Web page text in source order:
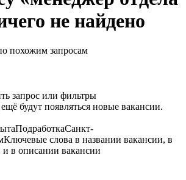
не найдено
похожим запросам
запрос или фильтры
будут появляться новые вакансии.
ПодработкаСанкт-
Ключевые слова в названии вакансии, в
в описании вакансии